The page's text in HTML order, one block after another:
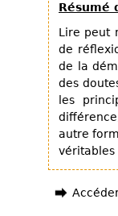
Résumé
Lire peut
de
de la
des
les
autre
véritables